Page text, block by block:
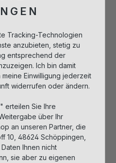
Tester
Serum
Produktnummer: 201476
Details
Tracking-Technologien
anzubieten, stetig zu
entsprechend der
Ich bin damit
Einwilligung jederzeit
widerrufen oder ändern.
erteilen Sie Ihre
über Ihr
an unseren Partner, die
10, 48624 Schöppingen,
Ihnen nicht
sie aber zu eigenen